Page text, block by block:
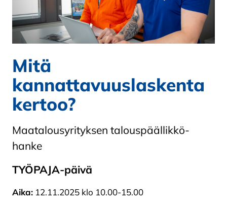
Mitä
kannattavuuslaskenta
kertoo?
Maatalousyrityksen talouspäällikkö-
hanke
TYÖPAJA-päivä
Aika: 12.11.2025 klo 10.00-15.00